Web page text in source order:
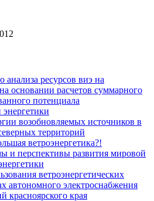
анализа ресурсов виэ на
основании расчетов суммарного
потенциала
энергетики
возобновляемых источников в
территорий
ветроэнергетика?!
и перспективы развития мировой
ветроэнергетических
автономного электроснабжения
красноярского края